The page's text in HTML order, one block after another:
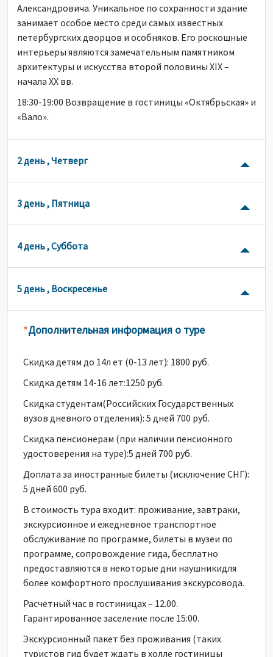
Александровича. Уникальное по сохранности здание
занимает особое место среди самых известных
петербургских дворцов и особняков. Его роскошные
интерьеры являются замечательным памятником
архитектуры и искусства второй половины XIX –
начала XX вв.
18:30-19:00 Возвращение в гостиницы «Октябрьская» и
«Вало».
2 день , Четверг
3 день , Пятница
4 день , Суббота
5 день , Воскресенье
*Дополнительная информация о туре
Скидка детям до 14л ет (0-13 лет): 1800 руб.
Скидка детям 14-16 лет:1250 руб.
Скидка студентам(Российских Государственных
вузов дневного отделения): 5 дней 700 руб.
Скидка пенсионерам (при наличии пенсионного
удостоверения на туре):5 дней 700 руб.
Доплата за иностранные билеты (исключение СНГ):
5 дней 600 руб.
В стоимость тура входит: проживание, завтраки,
экскурсионное и ежедневное транспортное
обслуживание по программе, билеты в музеи по
программе, сопровождение гида, бесплатно
предоставляются в некоторые дни наушникидля
более комфортного прослушивания экскурсовода.
Расчетный час в гостиницах – 12.00.
Гарантированное заселение после 15:00.
Экскурсионный пакет без проживания (таких
туристов гид будет ждать в холле гостиницы